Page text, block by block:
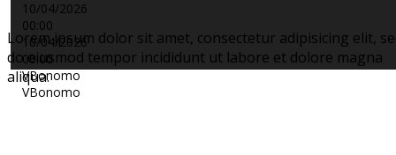
10/04/2026
00:00
10/04/2026
00:00
VBonomo
VBonomo
Lorem ipsum dolor sit amet, consectetur adipisicing elit,
do eiusmod tempor incididunt ut labore et dolore magna
aliqua.